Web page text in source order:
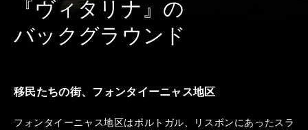
『ヴィタリナ』の
バックグラウンド
移民たちの街、フォンタイーニャス地区
フォンタイーニャス地区はポルトガル、リスボンにあったスラ